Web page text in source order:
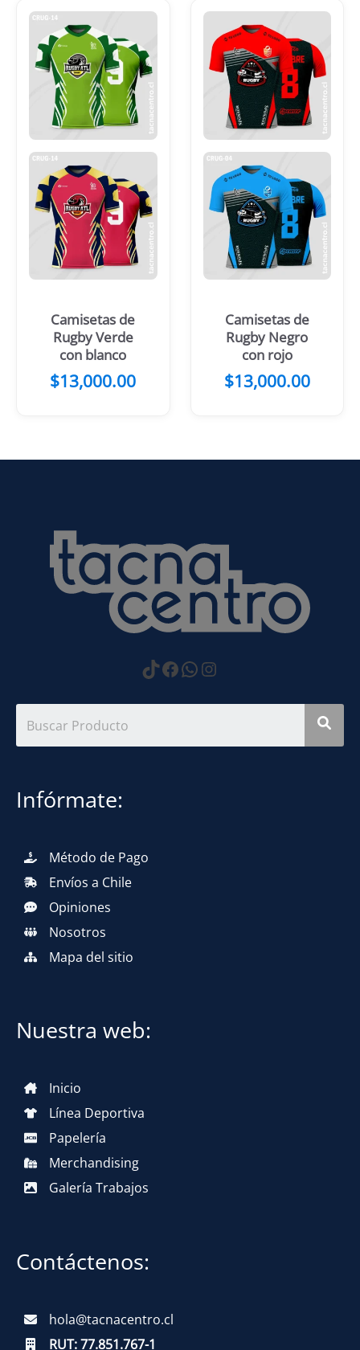
Camisetas de
Rugby Verde
con blanco
$13,000.00
Camisetas de
Rugby Negro
con rojo
$13,000.00
https://
Facebook
WhatsApp
Instagram
Infórmate:
Método de Pago
Envíos a Chile
Opiniones
Nosotros
Mapa del sitio
Nuestra web:
Inicio
Línea Deportiva
Papelería
Merchandising
Galería Trabajos
Contáctenos:
hola@tacnacentro.cl
RUT:77.851.767-1